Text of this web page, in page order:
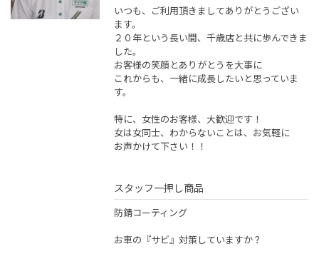
いつも、ご利用頂きましてありがとうござい
ます。
２０年という長い間、千歳店と共に歩んできま
した。
お客様の笑顔とありがとうを大事に
これからも、一緒に成長したいと思っていま
す。
特に、女性のお客様、大歓迎です！
女は女同士、わからないことは、お気軽に
お声かけて下さい！！
スタッフ一押し商品
防錆コーティング
お車の『サビ』対策していますか？